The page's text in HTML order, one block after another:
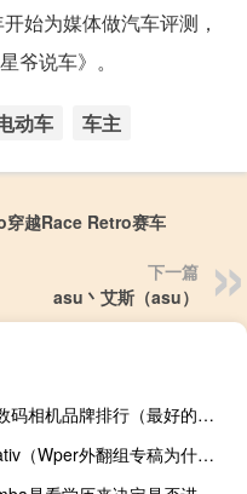
始为媒体做汽车评测，
爷说车》。
动车 车主
穿越Race Retro赛车
下一篇
asu丶艾斯（asu）
数码相机品牌排行（最好的数码相机品牌）
ativ（Wper外翻组专稿为什么叫ATIV三星给出解释）